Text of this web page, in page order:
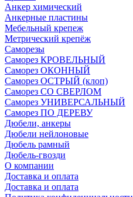
Анкер химический
Анкерные пластины
Мебельный крепеж
Метрический крепёж
Саморезы
Саморез КРОВЕЛЬНЫЙ
Саморез ОКОННЫЙ
Саморез ОСТРЫЙ (клоп)
Саморез СО СВЕРЛОМ
Саморез УНИВЕРСАЛЬНЫЙ
Саморез ПО ДЕРЕВУ
Дюбели, анкеры
Дюбели нейлоновые
Дюбель рамный
Дюбель-гвозди
О компании
Доставка и оплата
Доставка и оплата